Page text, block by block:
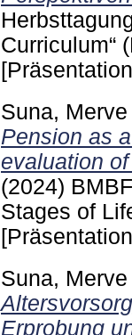
Curriculum“
Suna, Merve
Pension as
evaluation
(2024)
Stages of
Suna, Merve
Erprobung